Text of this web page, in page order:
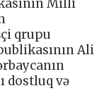
Milli
qrupu
Ali
dostluq və